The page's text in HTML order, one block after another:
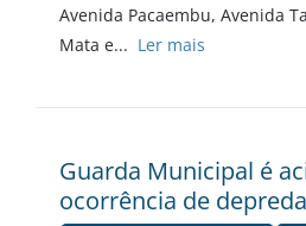
Avenida Pacaembu, Avenida
Mata e... Ler mais
Guarda Municipal é
ocorrência de